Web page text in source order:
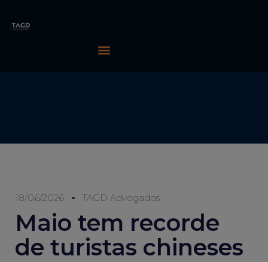
18/06/2026 TAGD Advogados
Maio tem recorde
de turistas chineses